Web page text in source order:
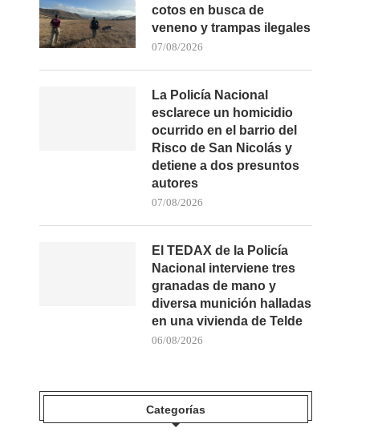
DEL MURO DE LA...
GÁLDAR DENUNCIAN
cotos en busca de
veneno y trampas ilegales
07/08/2026
La Policía Nacional
esclarece un homicidio
ocurrido en el barrio del
Risco de San Nicolás y
detiene a dos presuntos
autores
07/08/2026
El TEDAX de la Policía
Nacional interviene tres
granadas de mano y
diversa munición halladas
en una vivienda de Telde
06/08/2026
Categorías